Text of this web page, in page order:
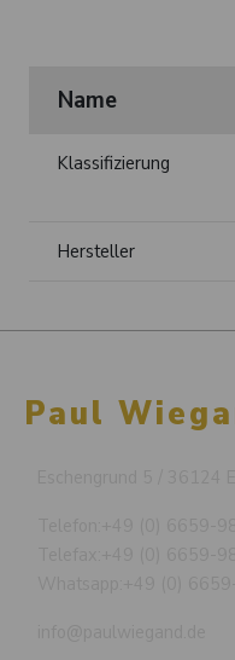
Name
Klassifizierung
Hersteller
Paul